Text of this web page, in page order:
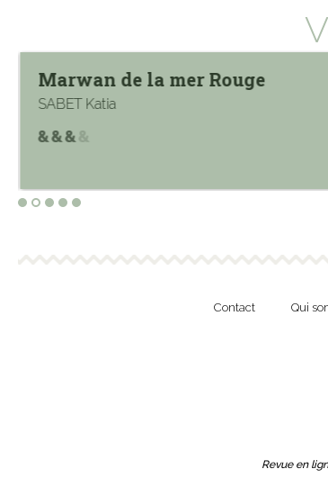
Marwan de la mer Rouge
SABET Katia
Contact Qui
Revue en